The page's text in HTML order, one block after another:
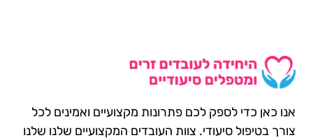
אנו כאן כדי לספק לכם פתרונות מקצועיים ואמינים לכל
צורך בטיפול סיעודי. צוות העובדים המקצועיים שלנו שלנו